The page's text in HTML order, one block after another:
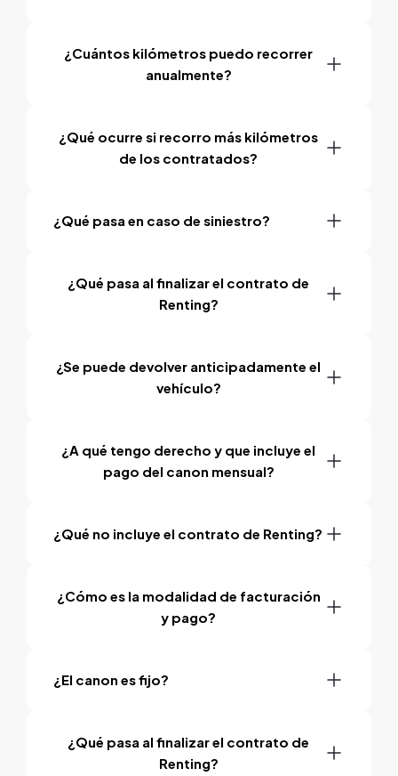
¿Cuántos kilómetros puedo recorrer
anualmente?
¿Qué ocurre si recorro más kilómetros
de los contratados?
¿Qué pasa en caso de siniestro?
¿Qué pasa al finalizar el contrato de
Renting?
¿Se puede devolver anticipadamente el
vehículo?
¿A qué tengo derecho y que incluye el
pago del canon mensual?
¿Qué no incluye el contrato de Renting?
¿Cómo es la modalidad de facturación
y pago?
¿El canon es fijo?
¿Qué pasa al finalizar el contrato de
Renting?